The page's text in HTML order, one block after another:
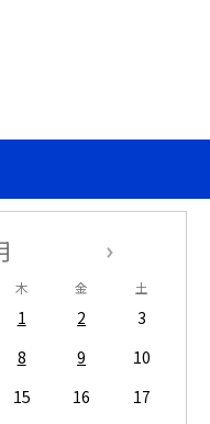
木 金 土
1 2
3
8 9
10
15 16
17